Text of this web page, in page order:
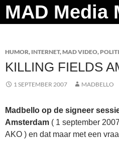
Ga
naar
Zoeken
HUMOR, INTERNET,MAD VIDEO,
KILLING FIELDS
1 SEPTEMBER 2007 MADBELLO
Madbello op de signeer
Amsterdam ( 1 september
AKO ) en dat maar met een